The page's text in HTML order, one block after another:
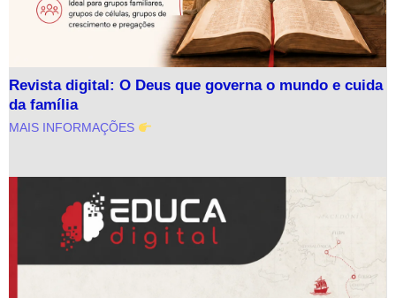
Revista digital: O Deus que governa o mundo e cuida
da família
MAIS INFORMAÇÕES